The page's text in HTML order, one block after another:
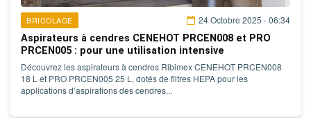
BRICOLAGE
24 Octobre 2025 - 06:34
Aspirateurs à cendres CENEHOT PRCEN008 et PRO
PRCEN005 : pour une utilisation intensive
Découvrez les aspirateurs à cendres Ribimex CENEHOT PRCEN008
18 L et PRO PRCEN005 25 L, dotés de filtres HEPA pour les
applications d’aspirations des cendres...